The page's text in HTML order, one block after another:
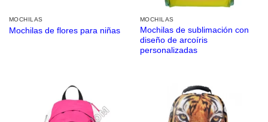
MOCHILAS
Mochilas de flores para niñas
MOCHILAS
Mochilas de sublimación con
diseño de arcoíris
personalizadas